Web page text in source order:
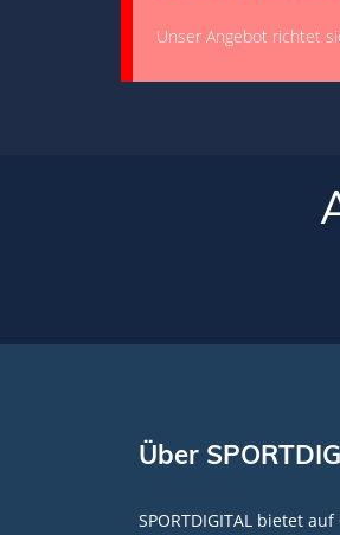
Unser Angebot richtet
Über
SPORTDIGITAL bietet